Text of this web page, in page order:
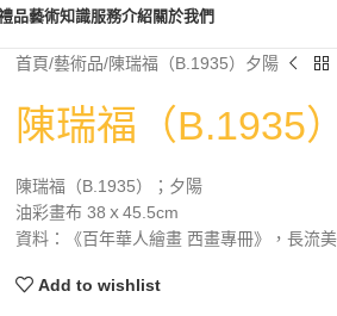
品藝術知識服務介紹關於我們
首頁 藝術品 陳瑞福（B.1935）夕陽
陳瑞福（B.1935
陳瑞福（B.1935）；夕陽
油彩畫布 38ｘ45.5cm
資料：《百年華人繪畫 西畫專冊》，長流
Add to wishlist